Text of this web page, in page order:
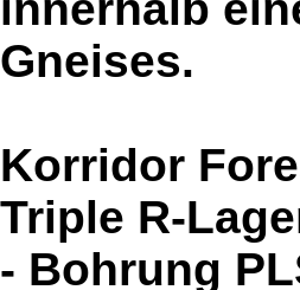
Gneises.
Korridor
Triple R-
- Bohrung